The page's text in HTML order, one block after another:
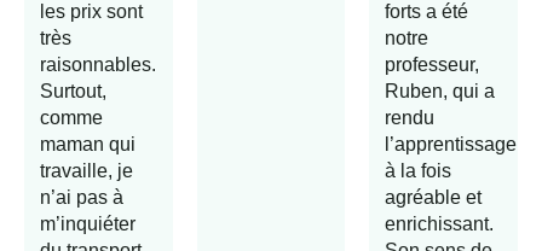
les prix sont
très
raisonnables.
Surtout,
comme
maman qui
travaille, je
n’ai pas à
m’inquiéter
forts a été
notre
professeur,
Ruben, qui a
rendu
l’apprentissage
à la fois
agréable et
enrichissant.